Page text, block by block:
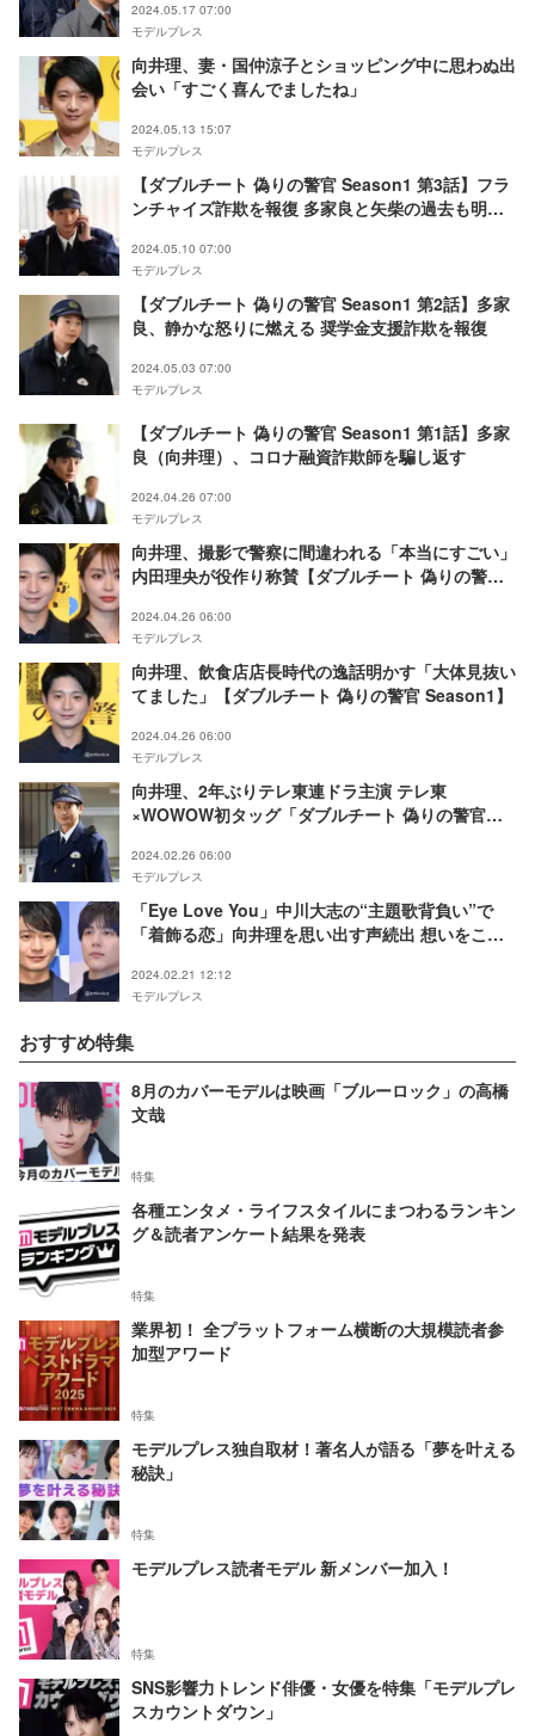
2024.05.17 07:00
モデルプレス
向井理、妻・国仲涼子とショッピング中に思わぬ出
会い「すごく喜んでましたね」
2024.05.13 15:07
モデルプレス
【ダブルチート 偽りの警官 Season1 第3話】フラ
ンチャイズ詐欺を報復 多家良と矢柴の過去も明ら
2024.05.10 07:00
モデルプレス
【ダブルチート 偽りの警官 Season1 第2話】多家
良、静かな怒りに燃える 奨学金支援詐欺を報復
2024.05.03 07:00
モデルプレス
【ダブルチート 偽りの警官 Season1 第1話】多家
良（向井理）、コロナ融資詐欺師を騙し返す
2024.04.26 07:00
モデルプレス
向井理、撮影で警察に間違われる「本当にすごい」
内田理央が役作り称賛【ダブルチート 偽りの警官
2024.04.26 06:00
モデルプレス
向井理、飲食店店長時代の逸話明かす「大体見抜い
てました」【ダブルチート 偽りの警官 Season1】
2024.04.26 06:00
モデルプレス
向井理、2年ぶりテレ東連ドラ主演 テレ東
×WOWOW初タッグ「ダブルチート 偽りの警官」
2024.02.26 06:00
モデルプレス
「Eye Love You」中川大志の“主題歌背負い”で
「着飾る恋」向井理を思い出す声続出 想いをこぼ
2024.02.21 12:12
モデルプレス
おすすめ特集
8月のカバーモデルは映画「ブルーロック」の高橋
文哉
特集
各種エンタメ・ライフスタイルにまつわるランキン
グ＆読者アンケート結果を発表
特集
業界初！ 全プラットフォーム横断の大規模読者参
加型アワード
特集
モデルプレス独自取材！著名人が語る「夢を叶える
秘訣」
特集
モデルプレス読者モデル 新メンバー加入！
特集
SNS影響力トレンド俳優・女優を特集「モデルプレ
スカウントダウン」